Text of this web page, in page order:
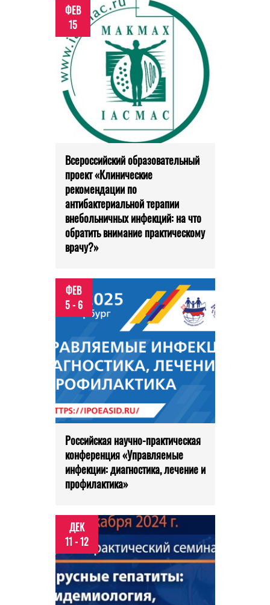
ФЕВ
15
Всероссийский образовательный
проект «Клинические
рекомендации по
антибактериальной терапии
внебольничных инфекций: на что
обратить внимание практическому
врачу?»
ФЕВ
5 - 6
Российская научно-практическая
конференция «Управляемые
инфекции: диагностика, лечение и
профилактика»
ДЕК
11 - 12